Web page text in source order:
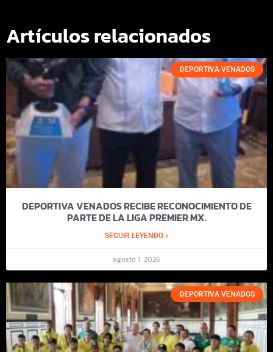
Artículos relacionados
DEPORTIVA VENADOS
DEPORTIVA VENADOS RECIBE RECONOCIMIENTO DE
PARTE DE LA LIGA PREMIER MX.
SEGUIR LEYENDO »
agosto 1, 2026
DEPORTIVA VENADOS